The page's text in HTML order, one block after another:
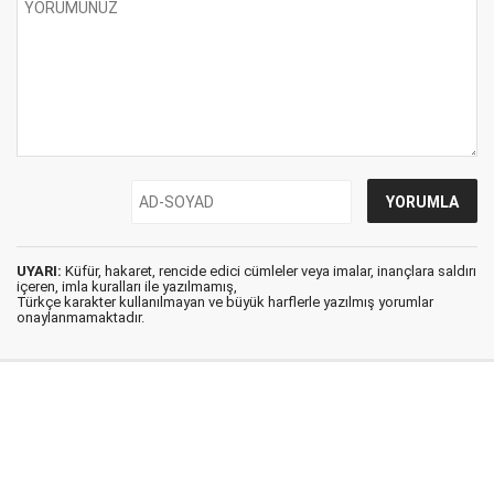
UYARI: Küfür, hakaret, rencide edici cümleler veya imalar, inançlara saldırı
içeren, imla kuralları ile yazılmamış,
Türkçe karakter kullanılmayan ve büyük harflerle yazılmış yorumlar
onaylanmamaktadır.